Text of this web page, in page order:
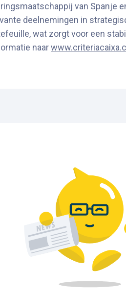
van Spanje
deelnemingen in
wat zorgt voor een
naar